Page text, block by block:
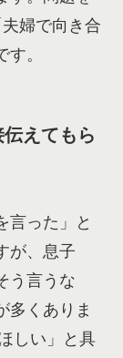
婦で向き合
。
えてもら
言った」と
が、息子
う言うな
多くありま
しい」と具